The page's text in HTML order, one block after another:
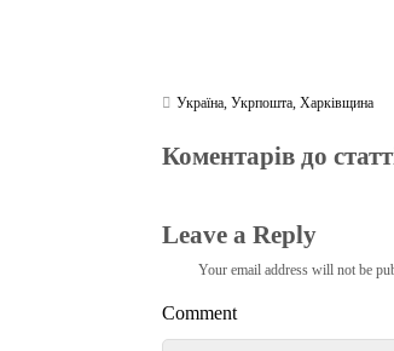
Україна ,Укрпошта ,Харківщина
Коментарів до
Leave a Reply
Your email address will not be
Comment